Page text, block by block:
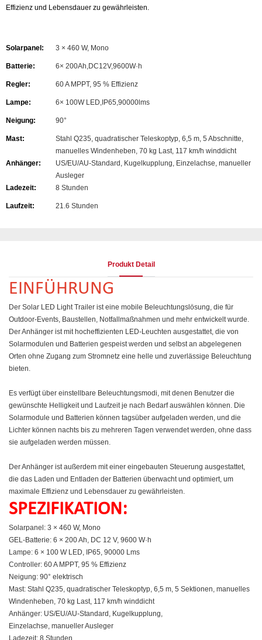
Effizienz und Lebensdauer zu gewährleisten.
Solarpanel: 3 × 460 W, Mono
Batterie: 6× 200Ah,DC12V,9600W·h
Regler: 60 A MPPT, 95 % Effizienz
Lampe: 6× 100W LED,IP65,90000lms
Neigung: 90°
Mast:
Stahl Q235, quadratischer Teleskoptyp, 6,5 m, 5 Abschnitte,
manuelles Windenheben, 70 kg Last, 117 km/h winddicht
Anhänger:
US/EU/AU-Standard, Kugelkupplung, Einzelachse, manueller
Ausleger
Ladezeit:
8 Stunden
Laufzeit: 21.6 Stunden
Produkt Detail
EINFÜHRUNG
Der Solar LED Light Trailer ist eine mobile Beleuchtungslösung, die für
Outdoor-Events, Baustellen, Notfallmaßnahmen und mehr entwickelt wurde.
Der Anhänger ist mit hocheffizienten LED-Leuchten ausgestattet, die von
Solarmodulen und Batterien gespeist werden und selbst an abgelegenen
Orten ohne Zugang zum Stromnetz eine helle und zuverlässige Beleuchtung
bieten.
Es verfügt über einstellbare Beleuchtungsmodi, mit denen Benutzer die
gewünschte Helligkeit und Laufzeit je nach Bedarf auswählen können. Die
Solarmodule und Batterien können tagsüber aufgeladen werden, und die
Lichter können nachts bis zu mehreren Tagen verwendet werden, ohne dass
sie aufgeladen werden müssen.
Der Anhänger ist außerdem mit einer eingebauten Steuerung ausgestattet,
die das Laden und Entladen der Batterien überwacht und optimiert, um
maximale Effizienz und Lebensdauer zu gewährleisten.
SPEZIFIKATION:
Solarpanel: 3 × 460 W, Mono
GEL-Batterie: 6 × 200 Ah, DC 12 V, 9600 W·h
Lampe: 6 × 100 W LED, IP65, 90000 Lms
Controller: 60 A MPPT, 95 % Effizienz
Neigung: 90° elektrisch
Mast: Stahl Q235, quadratischer Teleskoptyp, 6,5 m, 5 Sektionen, manuelles
Windenheben, 70 kg Last, 117 km/h winddicht
Anhänger: US/EU/AU-Standard, Kugelkupplung,
Einzelachse, manueller Ausleger